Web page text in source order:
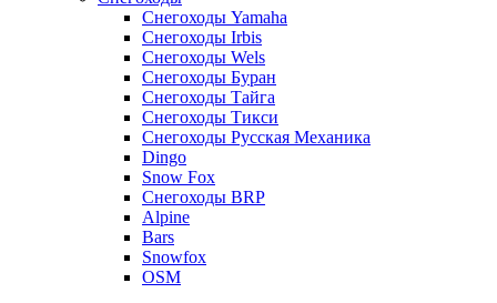
Снегоходы Yamaha
Снегоходы Irbis
Снегоходы Wels
Снегоходы Буран
Снегоходы Тайга
Снегоходы Тикси
Снегоходы Русская Механика
Dingo
Snow Fox
Снегоходы BRP
Alpine
Bars
Snowfox
OSM